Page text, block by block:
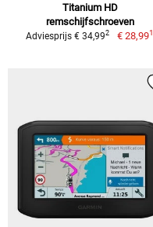
Titanium HD
remschijfschroeven
Adviesprijs € 34,992 € 28,991